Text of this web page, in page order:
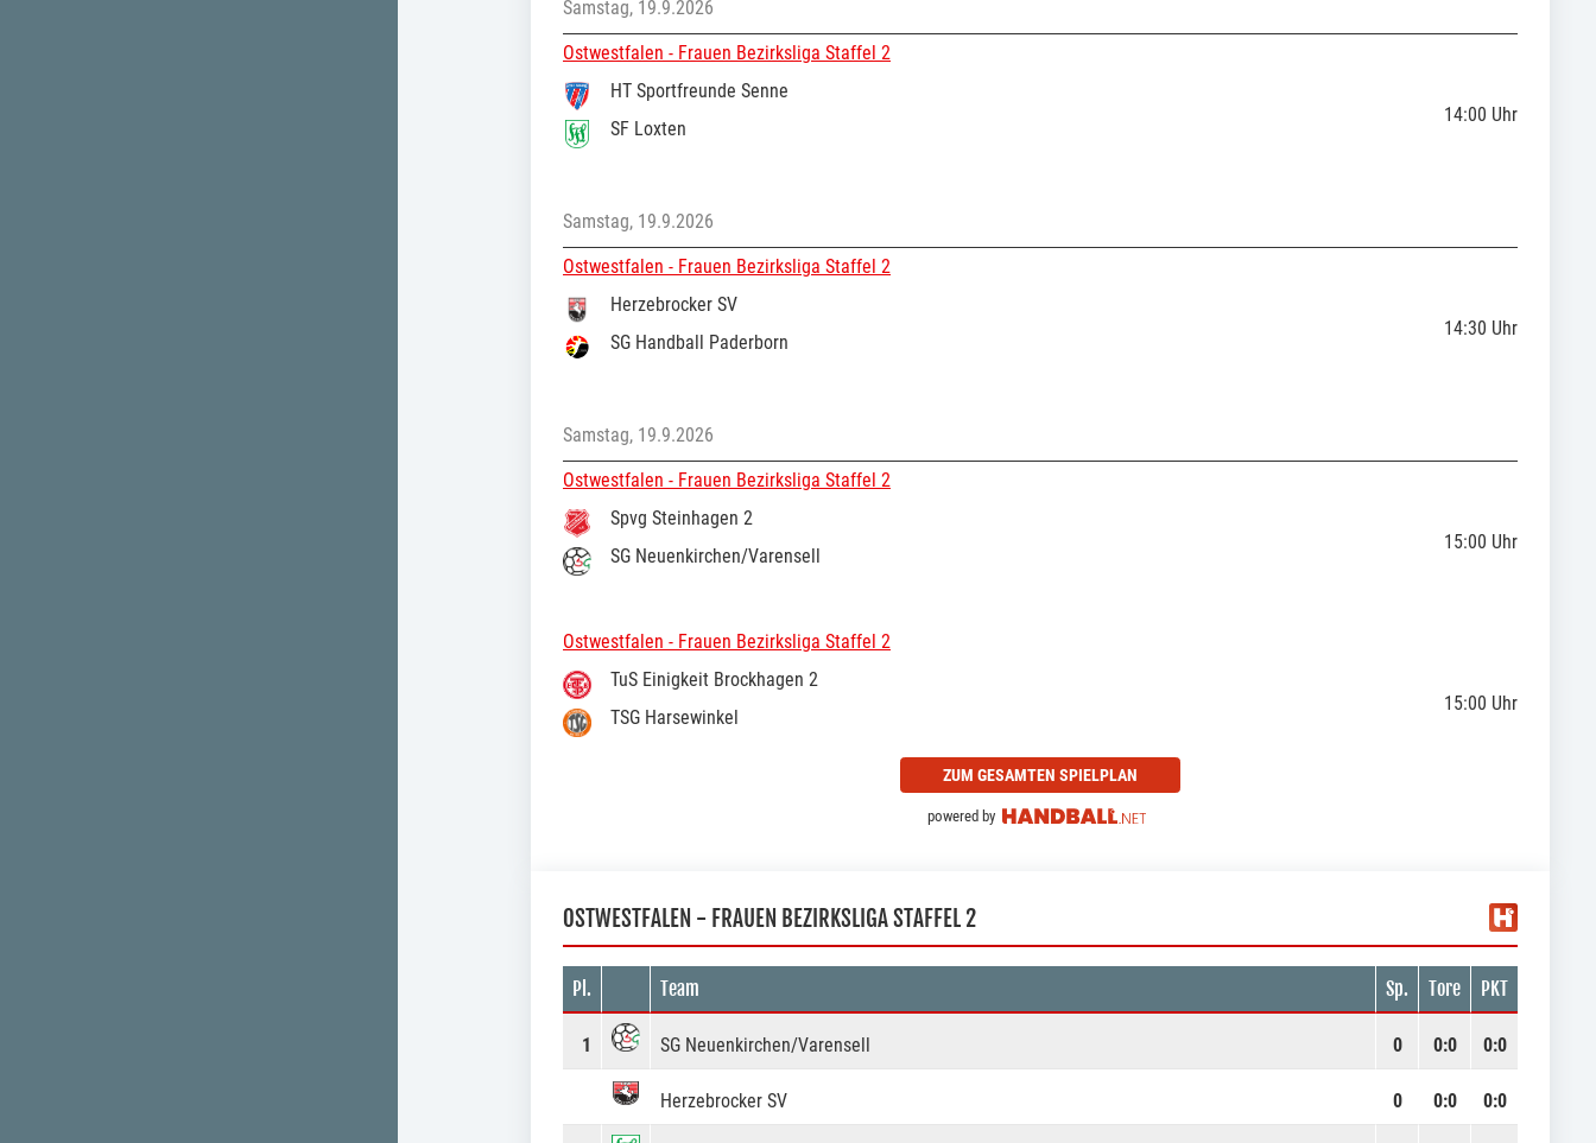
Samstag, 19.9.2026
Ostwestfalen - Frauen Bezirksliga Staffel 2
HT Sportfreunde Senne
SF Loxten
14:00 Uhr
Samstag, 19.9.2026
Ostwestfalen - Frauen Bezirksliga Staffel 2
Herzebrocker SV
SG Handball Paderborn
14:30 Uhr
Samstag, 19.9.2026
Ostwestfalen - Frauen Bezirksliga Staffel 2
Spvg Steinhagen 2
SG Neuenkirchen/Varensell
15:00 Uhr
Ostwestfalen - Frauen Bezirksliga Staffel 2
TuS Einigkeit Brockhagen 2
TSG Harsewinkel
15:00 Uhr
ZUM GESAMTEN SPIELPLAN
powered by
OSTWESTFALEN - FRAUEN BEZIRKSLIGA STAFFEL 2
Pl. Team Sp. Tore PKT
1 SG Neuenkirchen/Varensell 0 0:0 0:0
Herzebrocker SV 0 0:0 0:0